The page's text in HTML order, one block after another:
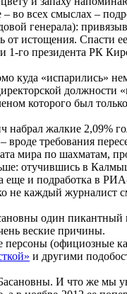
всех смыслах –
генерала):
от истощения.
1-го президента РК
куда «испарились»
которого был
жалкие 2,09%
требования
мира по шахматам,
отучившись в
и подработка в
не каждый журналист
один
веские причины.
персоны (официозные
и другими
И что же мы